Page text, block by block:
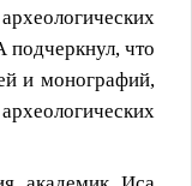
что
и монографий,